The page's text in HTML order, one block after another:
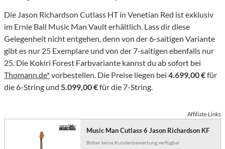
Die Jason Richardson Cutlass HT in Venetian Red ist exklusiv
im Ernie Ball Music Man Vault erhältlich. Lass dir diese
Gelegenheit nicht entgehen, denn von der 6-saitigen Variante
gibt es nur 25 Exemplare und von der 7-saitigen ebenfalls nur
25. Die Kokiri Forest Farbvariante kannst du ab sofort bei
Thomann.de*vorbestellen. Die Preise liegen bei 4.699,00 €für
die 6-String und 5.099,00 €für die 7-String.
Affiliate Links
Music Man Cutlass 6 Jason Richardson KF
Bisher keine Kundenbewertung verfügbar